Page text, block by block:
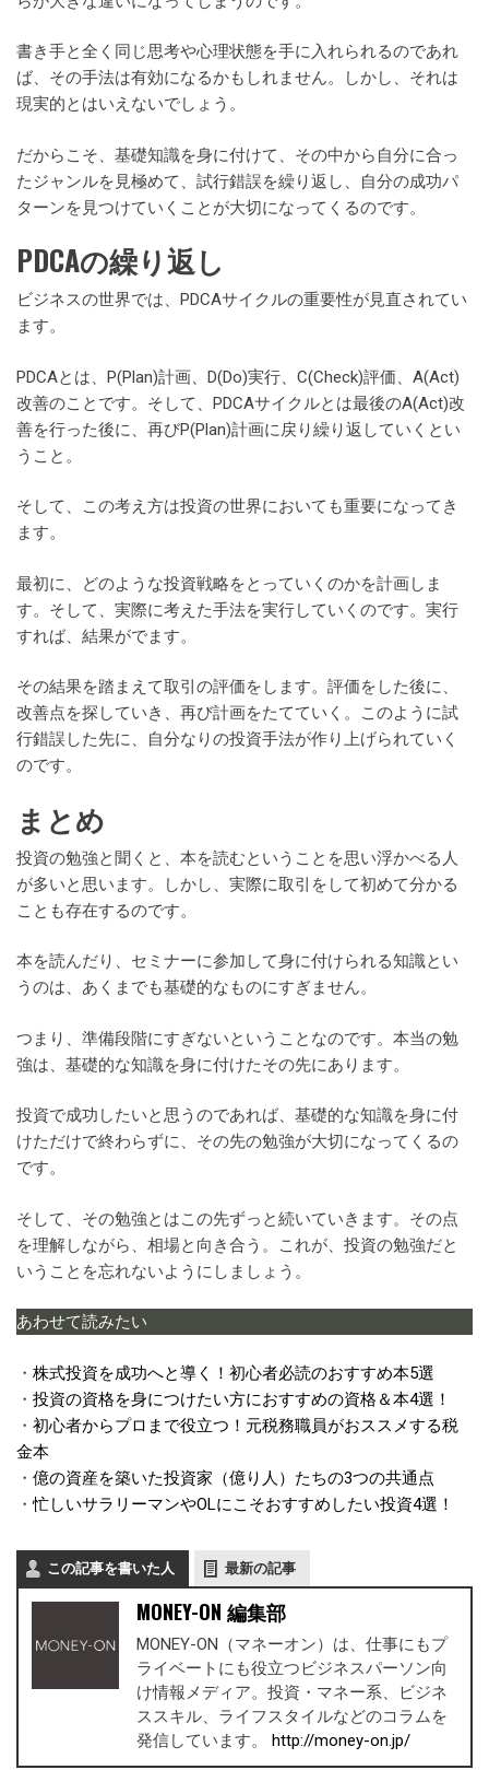
書き手と全く同じ思考や心理状態を手に入れられるのであれ
ば、その手法は有効になるかもしれません。しかし、それは
現実的とはいえないでしょう。
だからこそ、基礎知識を身に付けて、その中から自分に合っ
たジャンルを見極めて、試行錯誤を繰り返し、自分の成功パ
ターンを見つけていくことが大切になってくるのです。
PDCAの繰り返し
ビジネスの世界では、PDCAサイクルの重要性が見直されてい
ます。
PDCAとは、P(Plan)計画、D(Do)実行、C(Check)評価、A(Act)
改善のことです。そして、PDCAサイクルとは最後のA(Act)改
善を行った後に、再びP(Plan)計画に戻り繰り返していくとい
うこと。
そして、この考え方は投資の世界においても重要になってき
ます。
最初に、どのような投資戦略をとっていくのかを計画しま
す。そして、実際に考えた手法を実行していくのです。実行
すれば、結果がでます。
その結果を踏まえて取引の評価をします。評価をした後に、
改善点を探していき、再び計画をたてていく。このように試
行錯誤した先に、自分なりの投資手法が作り上げられていく
のです。
まとめ
投資の勉強と聞くと、本を読むということを思い浮かべる人
が多いと思います。しかし、実際に取引をして初めて分かる
ことも存在するのです。
本を読んだり、セミナーに参加して身に付けられる知識とい
うのは、あくまでも基礎的なものにすぎません。
つまり、準備段階にすぎないということなのです。本当の勉
強は、基礎的な知識を身に付けたその先にあります。
投資で成功したいと思うのであれば、基礎的な知識を身に付
けただけで終わらずに、その先の勉強が大切になってくるの
です。
そして、その勉強とはこの先ずっと続いていきます。その点
を理解しながら、相場と向き合う。これが、投資の勉強だと
いうことを忘れないようにしましょう。
あわせて読みたい
・ 株式投資を成功へと導く！初心者必読のおすすめ本5選
・ 投資の資格を身につけたい方におすすめの資格＆本4選！
・ 初心者からプロまで役立つ！元税務職員がおススメする税
金本
・ 億の資産を築いた投資家（億り人）たちの3つの共通点
・忙しいサラリーマンやOLにこそおすすめしたい投資4選！
この記事を書いた人 最新の記事
MONEY-ON 編集部
MONEY-ON（マネーオン）は、仕事にもプ
ライベートにも役立つビジネスパーソン向
け情報メディア。投資・マネー系、ビジネ
ススキル、ライフスタイルなどのコラムを
発信しています。 http://money-on.jp/